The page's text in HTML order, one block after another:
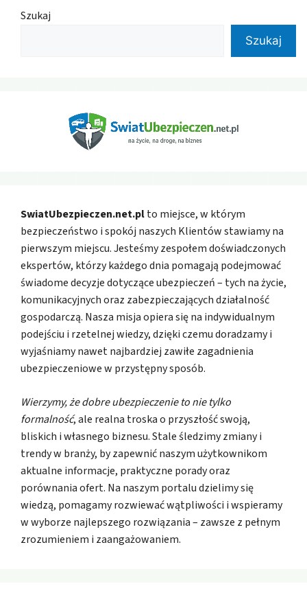
Szukaj
Szukaj
SwiatUbezpieczen.net.plto miejsce, w którym
bezpieczeństwo i spokój naszych Klientów stawiamy na
pierwszym miejscu. Jesteśmy zespołem doświadczonych
ekspertów, którzy każdego dnia pomagają podejmować
świadome decyzje dotyczące ubezpieczeń – tych na życie,
komunikacyjnych oraz zabezpieczających działalność
gospodarczą. Nasza misja opiera się na indywidualnym
podejściu i rzetelnej wiedzy, dzięki czemu doradzamy i
wyjaśniamy nawet najbardziej zawiłe zagadnienia
ubezpieczeniowe w przystępny sposób.
Wierzymy, że dobre ubezpieczenie to nie tylko
formalność, ale realna troska o przyszłość swoją,
bliskich i własnego biznesu. Stale śledzimy zmiany i
trendy w branży, by zapewnić naszym użytkownikom
aktualne informacje, praktyczne porady oraz
porównania ofert. Na naszym portalu dzielimy się
wiedzą, pomagamy rozwiewać wątpliwości i wspieramy
w wyborze najlepszego rozwiązania – zawsze z pełnym
zrozumieniem i zaangażowaniem.